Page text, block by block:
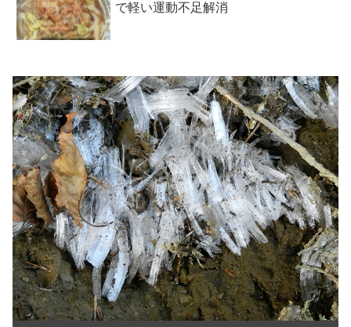
で軽い運動不足解消